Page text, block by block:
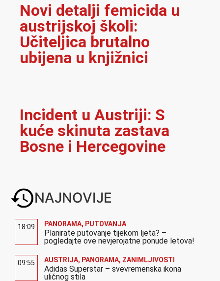
Novi detalji femicida u
austrijskoj školi:
Učiteljica brutalno
ubijena u knjižnici
Incident u Austriji: S
kuće skinuta zastava
Bosne i Hercegovine
NAJNOVIJE
18:09 PANORAMA, PUTOVANJA
Planirate putovanje tijekom ljeta? –
pogledajte ove nevjerojatne ponude letova!
09:55 AUSTRIJA, PANORAMA, ZANIMLJIVOSTI
Adidas Superstar – svevremenska ikona
uličnog stila